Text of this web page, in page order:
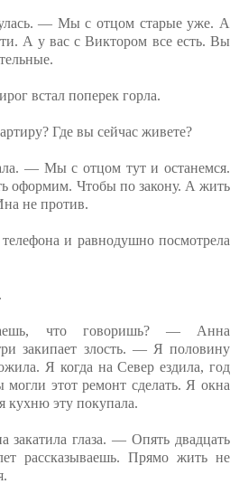
— Мы с отцом старые уже. А
А у вас с Виктором все есть. Вы
встал поперек горла.
Где вы сейчас живете?
— Мы с отцом тут и останемся.
оформим. Чтобы по закону. А жить
не против.
и равнодушно посмотрела
что говоришь? — Анна
закипает злость. — Я половину
Я когда на Север ездила, год
этот ремонт сделать. Я окна
кухню эту покупала.
глаза. — Опять двадцать
рассказываешь. Прямо жить не